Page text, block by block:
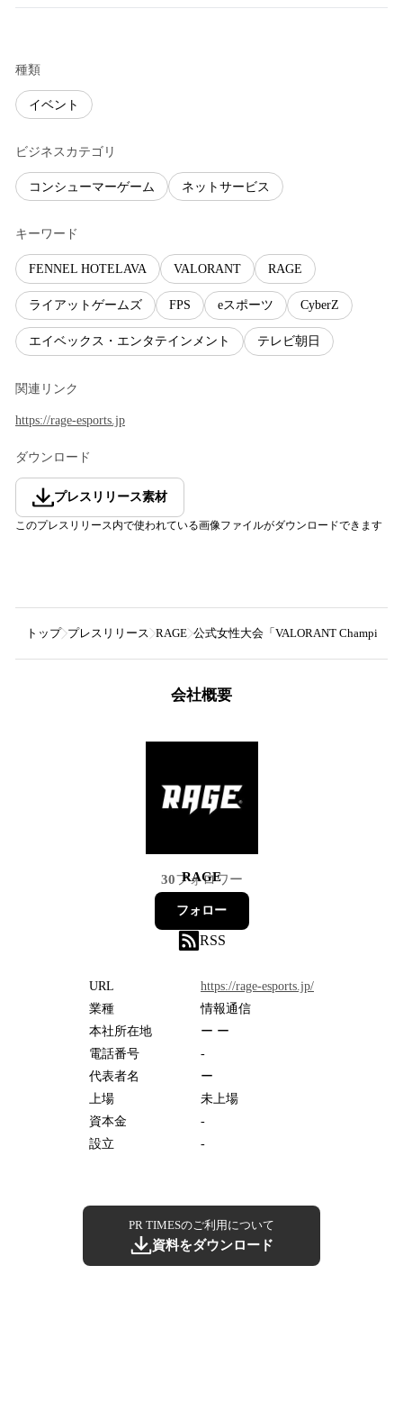
種類
イベント
ビジネスカテゴリ
コンシューマーゲーム ネットサービス
キーワード
FENNEL HOTELAVA VALORANT RAGE
ライアットゲームズ FPS eスポーツ CyberZ
エイベックス・エンタテインメント テレビ朝日
関連リンク
https://rage-esports.jp
ダウンロード
プレスリリース素材
このプレスリリース内で使われている画像ファイルがダウンロードできます
トップ プレスリリース RAGE 公式女性大会「VALORANT Champions
会社概要
RAGE
30フォロワー
フォロー
RSS
URL
https://rage-esports.jp/
業種
情報通信
本社所在地
ー ー
電話番号
-
代表者名
ー
上場
未上場
資本金
-
設立
-
PR TIMESのご利用について
資料をダウンロード